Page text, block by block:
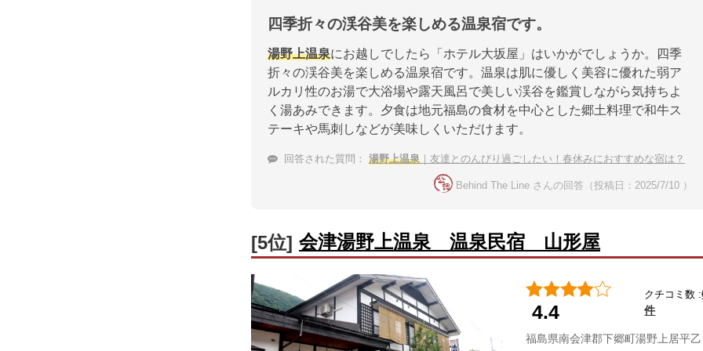
四季折々の渓谷美を楽しめる温泉宿です。
湯野上温泉にお越しでしたら「ホテル大坂屋」はいかがでしょうか。四季
折々の渓谷美を楽しめる温泉宿です。温泉は肌に優しく美容に優れた弱ア
ルカリ性のお湯で大浴場や露天風呂で美しい渓谷を鑑賞しながら気持ちよ
く湯あみできます。夕食は地元福島の食材を中心とした郷土料理で和牛ス
テーキや馬刺しなどが美味しくいただけます。
回答された質問： 湯野上温泉 ｜友達とのんびり過ごしたい！春休みにおすすめな宿は？
Behind The Line さんの回答（投稿日：2025/7/10 ）
[5位] 会津湯野上温泉 温泉民宿 山形屋
4.4
クチコミ数 :
件
福島県南会津郡下郷町湯野上居平乙